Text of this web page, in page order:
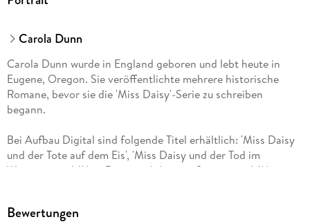
Carola Dunn
Carola Dunn wurde in England geboren und lebt heute in
Eugene, Oregon. Sie veröffentlichte mehrere historische
Romane, bevor sie die 'Miss Daisy'-Serie zu schreiben
begann.
Bei Aufbau Digital sind folgende Titel erhältlich: 'Miss Daisy
und der Tote auf dem Eis', 'Miss Daisy und der Tod im
Wintergarten', 'Miss Daisy und die tote Sopranistin', 'Miss
Wasser', 'Miss Daisy und der tote Professor', 'Miss Daisy und
Bewertungen